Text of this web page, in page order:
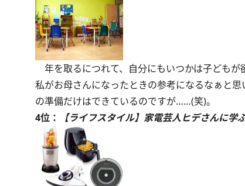
年を取るにつれて、自分にもいつかは子ども
私がお母さんになったときの参考になるなぁと
の準備だけはできているのですが……(笑)。
4位：
【ライフスタイル】家電芸人ヒデさんに学